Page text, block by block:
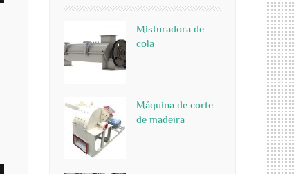
Misturadora de
cola
Máquina de corte
de madeira